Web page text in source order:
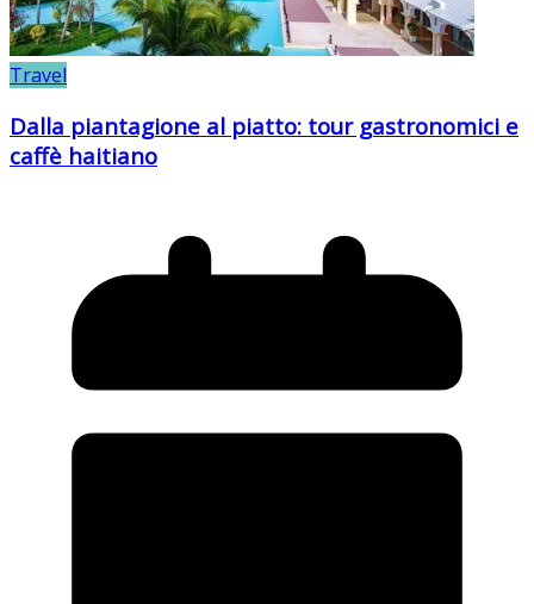
Travel
Dalla piantagione al piatto: tour gastronomici e
caffè haitiano